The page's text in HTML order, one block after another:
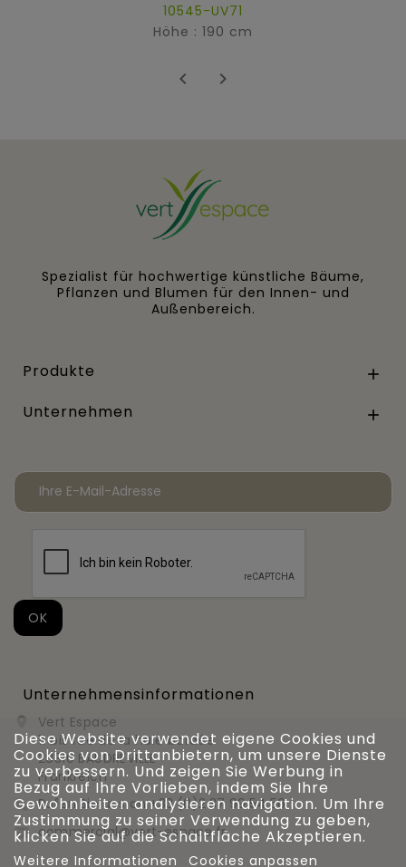
10545-UV71
Höhe : 190 cm
 
Spezialist für hochwertige künstliche Bäume,
Pflanzen und Blumen für den Innen- und
Außenbereich.
Produkte 
Unternehmen 
Unternehmensinformationen

Vert Espace
11 bis rue de la haie bardée
28310 BAUDREVILLE
Frankreich
 Rufen Sie uns an +33 (0)2 37 99 54 56
 commercial@vert-espace.fr
Diese Website verwendet eigene Cookies und
Cookies von Drittanbietern, um unsere Dienste
zu verbessern. Und zeigen Sie Werbung in
Bezug auf Ihre Vorlieben, indem Sie Ihre
Gewohnheiten analysieren navigation. Um Ihre
Zustimmung zu seiner Verwendung zu geben,
klicken Sie auf die Schaltfläche Akzeptieren.
Weitere Informationen Cookies anpassen